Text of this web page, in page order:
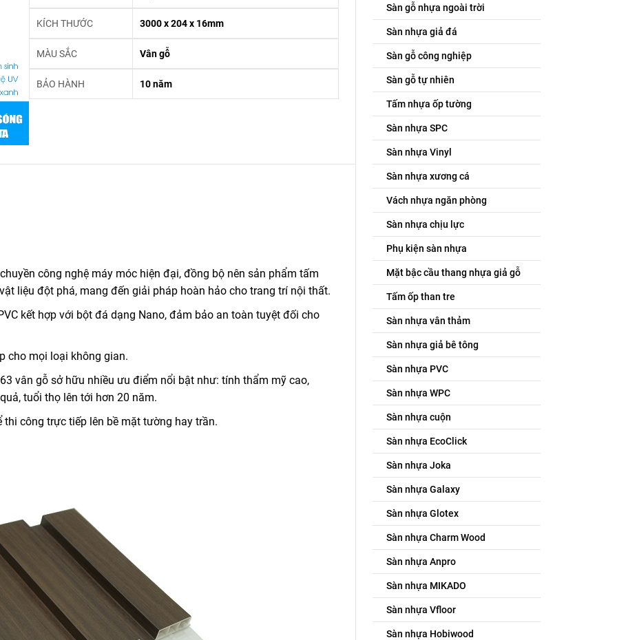
KÍCH THƯỚC 3000 x 204 x 16mm
MÀU SẮC Vân gỗ
BẢO HÀNH 10 năm
công nghệ máy móc hiện đại, đồng bộ nên sản phẩmtấm
liệu đột phá, mang đến giải pháp hoàn hảo cho trang trí nội thất.
kết hợp với bột đá dạng Nano, đảm bảo an toàn tuyệt đối cho
cho mọi loại không gian.
vân gỗ sở hữu nhiều ưu điểm nổi bật như: tính thẩm mỹ cao,
tuổi thọ lên tới hơn 20 năm.
công trực tiếp lên bề mặt tường hay trần.
Sàn gỗ nhựa ngoài trời
Sàn nhựa giả đá
Sàn gỗ công nghiệp
Sàn gỗ tự nhiên
Tấm nhựa ốp tường
Sàn nhựa SPC
Sàn nhựa Vinyl
Sàn nhựa xương cá
Vách nhựa ngăn phòng
Sàn nhựa chịu lực
Phụ kiện sàn nhựa
Mặt bậc cầu thang nhựa giả gỗ
Tấm ốp than tre
Sàn nhựa vân thảm
Sàn nhựa giả bê tông
Sàn nhựa PVC
Sàn nhựa WPC
Sàn nhựa cuộn
Sàn nhựa EcoClick
Sàn nhựa Joka
Sàn nhựa Galaxy
Sàn nhựa Glotex
Sàn nhựa Charm Wood
Sàn nhựa Anpro
Sàn nhựa MIKADO
Sàn nhựa Vfloor
Sàn nhựa Hobiwood